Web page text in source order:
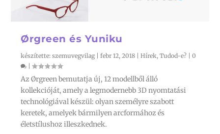
Ørgreen és Yuniku
készítette:szemuvegvilag |febr 12, 2018 |Hírek,Tudod-e? |0
|
Az Ørgreen bemutatja új, 12 modellből álló
kollekcióját, amely a legmodernebb 3D nyomtatási
technológiával készül: olyan személyre szabott
keretek, amelyek bármilyen arcformához és
életstílushoz illeszkednek.